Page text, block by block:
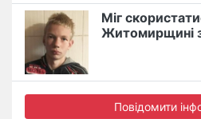
Міг
Житомирщині
Повідомити